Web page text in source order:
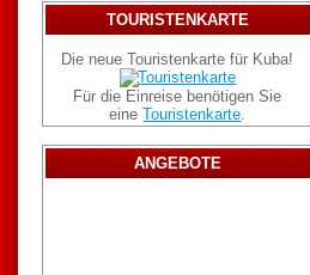
TOURISTENKARTE
Die neue Touristenkarte für Kuba!
Für die Einreise benötigen Sie
eineTouristenkarte.
ANGEBOTE